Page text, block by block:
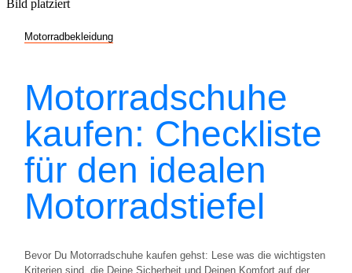
Motorradbekleidung
Motorradschuhe
kaufen: Checkliste
für den idealen
Motorradstiefel
Bevor Du Motorradschuhe kaufen gehst: Lese was die wichtigsten
Kriterien sind, die Deine Sicherheit und Deinen Komfort auf der